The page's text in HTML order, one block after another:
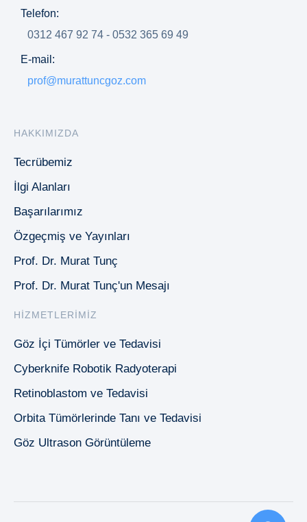
Telefon:
0312 467 92 74 - 0532 365 69 49
E-mail:
prof@murattuncgoz.com
HAKKIMIZDA
Tecrübemiz
İlgi Alanları
Başarılarımız
Özgeçmiş ve Yayınları
Prof. Dr. Murat Tunç
Prof. Dr. Murat Tunç'un Mesajı
HIZMETLERIMIZ
Göz İçi Tümörler ve Tedavisi
Cyberknife Robotik Radyoterapi
Retinoblastom ve Tedavisi
Orbita Tümörlerinde Tanı ve Tedavisi
Göz Ultrason Görüntüleme